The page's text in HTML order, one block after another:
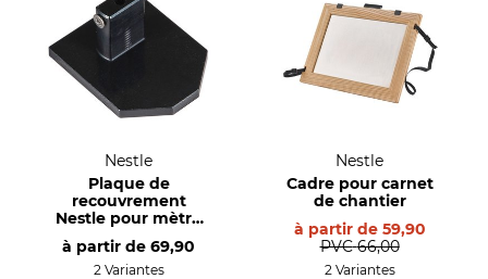
Nestle
Plaque de
recouvrement
Nestle pour mètre
télescopique Telefix
à partir de 69,90
2 Variantes
Nestle
Cadre pour carnet
de chantier
à partir de 59,90
PVC 66,00
2 Variantes